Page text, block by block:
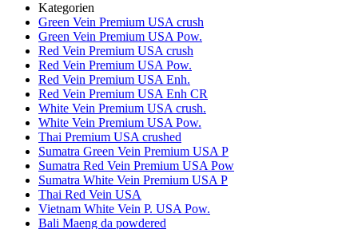
Kategorien
Green Vein Premium USA crush
Green Vein Premium USA Pow.
Red Vein Premium USA crush
Red Vein Premium USA Pow.
Red Vein Premium USA Enh.
Red Vein Premium USA Enh CR
White Vein Premium USA crush.
White Vein Premium USA Pow.
Thai Premium USA crushed
Sumatra Green Vein Premium USA P
Sumatra Red Vein Premium USA Pow
Sumatra White Vein Premium USA P
Thai Red Vein USA
Vietnam White Vein P. USA Pow.
Bali Maeng da powdered